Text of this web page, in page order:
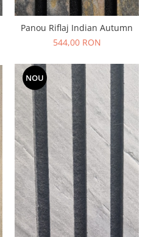
Panou Riflaj Indian Autumn
544,00 RON
NOU